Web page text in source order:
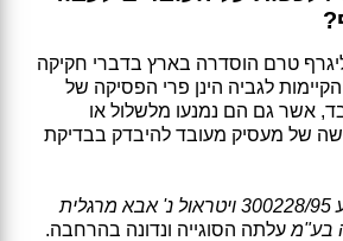
טרם הוסדרה בארץ בדברי חקיקה
לגביה הינן פרי הפסיקה של
אשר גם הם נמנעו מלשלול או
של מעסיק מעובד להיבדק בבדיקת
ע"ע 300228/95 ויטראול נ' אבא מרגלית
בע"מ עלתה הסוגייה ונדונה בהרחבה.